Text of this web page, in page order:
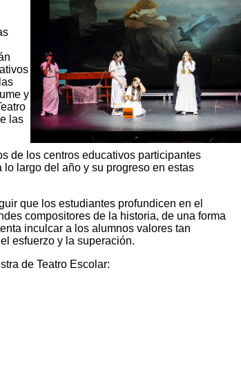
y
las
de los centros educativos participantes
largo del año y su progreso en estas
que los estudiantes profundicen en el
compositores de la historia, de una forma
inculcar a los alumnos valores tan
esfuerzo y la superación.
de Teatro Escolar: